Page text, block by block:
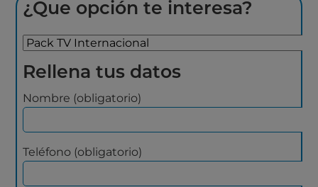
¿Que opción te interesa?
Rellena tus datos
Nombre (obligatorio)
Teléfono (obligatorio)